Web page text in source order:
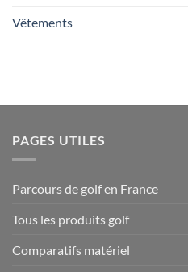
Vêtements
PAGES UTILES
Parcours de golf en France
Tous les produits golf
Comparatifs matériel